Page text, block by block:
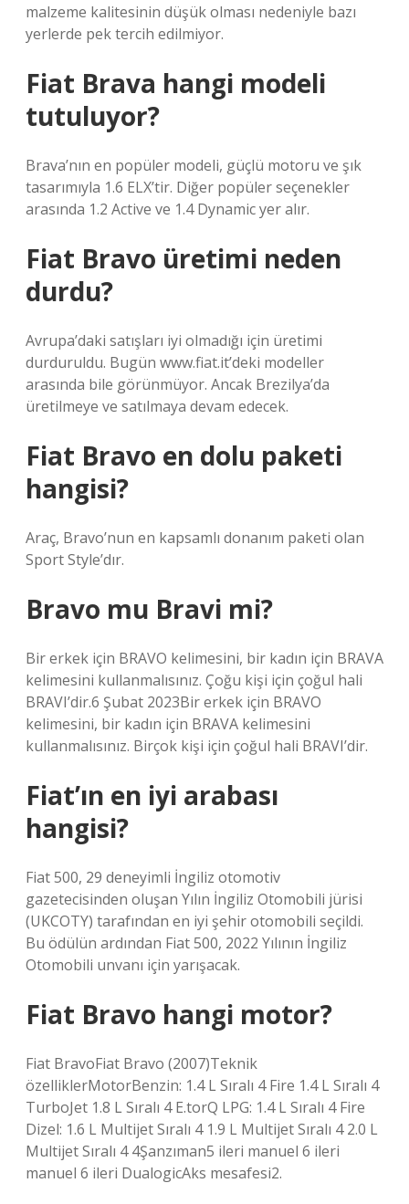
malzeme kalitesinin düşük olması nedeniyle bazı
yerlerde pek tercih edilmiyor.
Fiat Brava hangi modeli
tutuluyor?
Brava’nın en popüler modeli, güçlü motoru ve şık
tasarımıyla 1.6 ELX’tir. Diğer popüler seçenekler
arasında 1.2 Active ve 1.4 Dynamic yer alır.
Fiat Bravo üretimi neden
durdu?
Avrupa’daki satışları iyi olmadığı için üretimi
durduruldu. Bugün www.fiat.it’deki modeller
arasında bile görünmüyor. Ancak Brezilya’da
üretilmeye ve satılmaya devam edecek.
Fiat Bravo en dolu paketi
hangisi?
Araç, Bravo’nun en kapsamlı donanım paketi olan
Sport Style’dır.
Bravo mu Bravi mi?
Bir erkek için BRAVO kelimesini, bir kadın için BRAVA
kelimesini kullanmalısınız. Çoğu kişi için çoğul hali
BRAVI’dir.6 Şubat 2023Bir erkek için BRAVO
kelimesini, bir kadın için BRAVA kelimesini
kullanmalısınız. Birçok kişi için çoğul hali BRAVI’dir.
Fiat’ın en iyi arabası
hangisi?
Fiat 500, 29 deneyimli İngiliz otomotiv
gazetecisinden oluşan Yılın İngiliz Otomobili jürisi
(UKCOTY) tarafından en iyi şehir otomobili seçildi.
Bu ödülün ardından Fiat 500, 2022 Yılının İngiliz
Otomobili unvanı için yarışacak.
Fiat Bravo hangi motor?
Fiat BravoFiat Bravo (2007)Teknik
özelliklerMotorBenzin: 1.4 L Sıralı 4 Fire 1.4 L Sıralı 4
TurboJet 1.8 L Sıralı 4 E.torQ LPG: 1.4 L Sıralı 4 Fire
Dizel: 1.6 L Multijet Sıralı 4 1.9 L Multijet Sıralı 4 2.0 L
Multijet Sıralı 4 4Şanzıman5 ileri manuel 6 ileri
manuel 6 ileri DualogicAks mesafesi2.